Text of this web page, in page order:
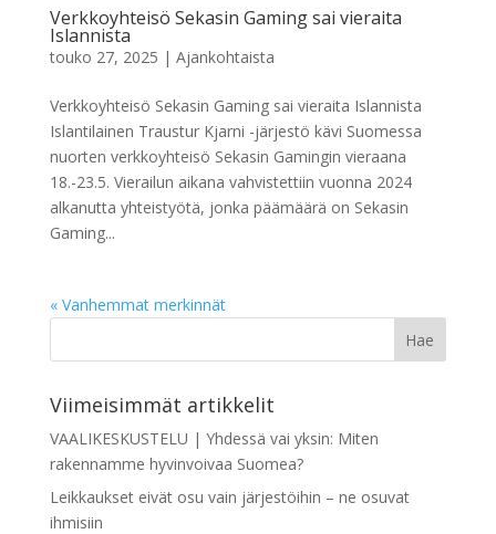
Verkkoyhteisö Sekasin Gaming sai vieraita
Islannista
touko 27, 2025 | Ajankohtaista
Verkkoyhteisö Sekasin Gaming sai vieraita Islannista
Islantilainen Traustur Kjarni -järjestö kävi Suomessa
nuorten verkkoyhteisö Sekasin Gamingin vieraana
18.-23.5. Vierailun aikana vahvistettiin vuonna 2024
alkanutta yhteistyötä, jonka päämäärä on Sekasin
Gaming...
« Vanhemmat merkinnät
Viimeisimmät artikkelit
VAALIKESKUSTELU | Yhdessä vai yksin: Miten
rakennamme hyvinvoivaa Suomea?
Leikkaukset eivät osu vain järjestöihin – ne osuvat
ihmisiin